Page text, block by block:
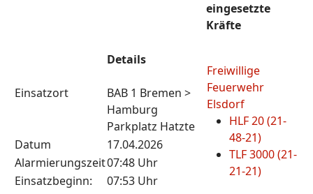
Einsatzort
Details
BAB 1 Bremen >
Hamburg
Parkplatz Hatzte
Datum
17.04.2026
Alarmierungszeit07:48 Uhr
Einsatzbeginn:
07:53 Uhr
eingesetzte
Kräfte
Freiwillige
Feuerwehr
Elsdorf
HLF 20 (21-
48-21)
TLF 3000 (21-
21-21)